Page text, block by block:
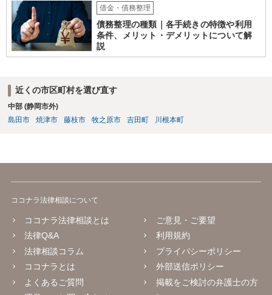
借金・債務整理
債務整理の種類｜各手続きの特徴や利用
条件、メリット・デメリットについて解
説
近くの市区町村を選び直す
中部 (静岡市外)
島田市
焼津市 藤枝市 牧之原市 吉田町 川根本町
ココナラ法律相談について
ココナラ法律相談とは
法律Q&A
法律相談コラム
ココナラとは
よくあるご質問
ご意見・ご要望
利用規約
プライバシーポリシー
外部送信ポリシー
掲載をご検討の弁護士の方